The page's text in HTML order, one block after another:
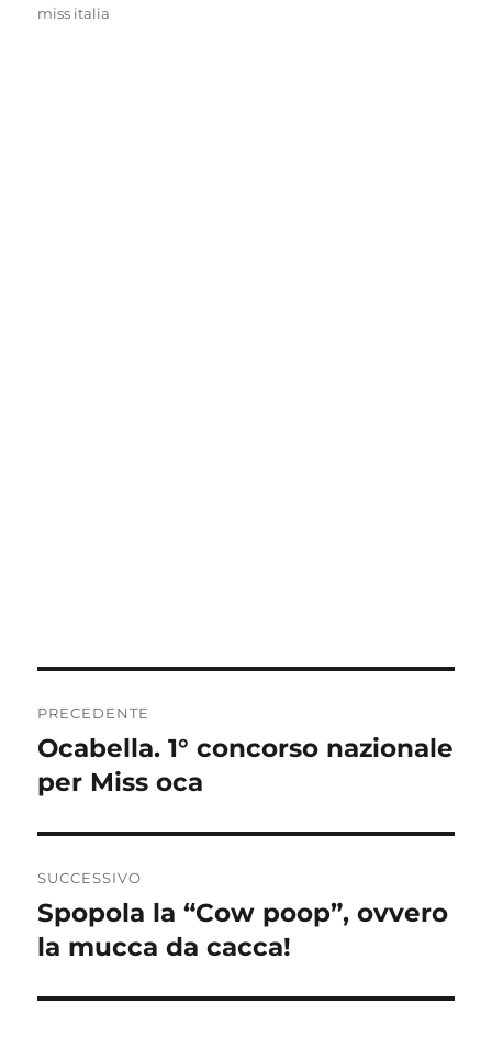
miss italia
articoli
PRECEDENTE
Articolo
precedente:
Ocabella. 1° concorso nazionale
per Miss oca
SUCCESSIVO
Articolo
successivo:
Spopola la “Cow poop”, ovvero
la mucca da cacca!